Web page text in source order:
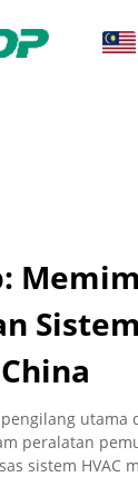
China
utama
peralatan
sistem HVAC